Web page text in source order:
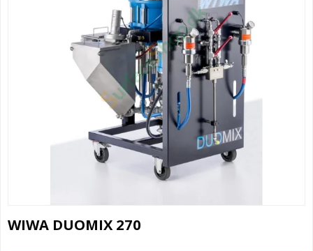
WIWA DUOMIX 270